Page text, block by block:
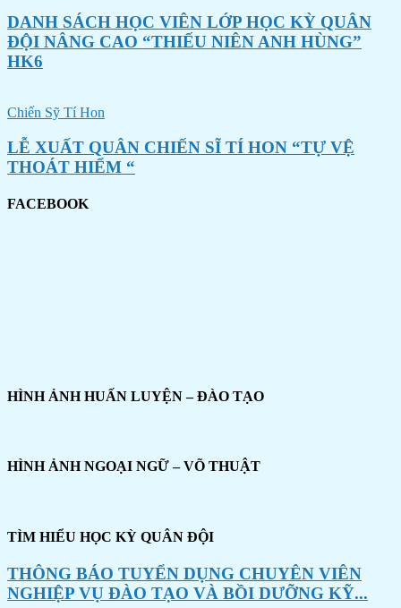
DANH SÁCH HỌC VIÊN LỚP HỌC KỲ QUÂN
ĐỘI NÂNG CAO “THIẾU NIÊN ANH HÙNG”
HK6
Chiến Sỹ Tí Hon
LỄ XUẤT QUÂN CHIẾN SĨ TÍ HON “TỰ VỆ
THOÁT HIỂM “
FACEBOOK
HÌNH ẢNH HUẤN LUYỆN – ĐÀO TẠO
HÌNH ẢNH NGOẠI NGỮ – VÕ THUẬT
TÌM HIỂU HỌC KỲ QUÂN ĐỘI
THÔNG BÁO TUYỂN DỤNG CHUYÊN VIÊN
NGHIỆP VỤ ĐÀO TẠO VÀ BỒI DƯỠNG KỸ...